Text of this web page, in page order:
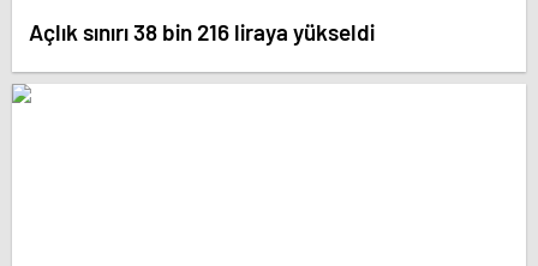
Açlık sınırı 38 bin 216 liraya yükseldi